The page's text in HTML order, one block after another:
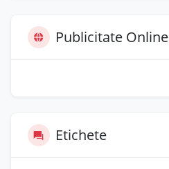
Publicitate Online
Etichete